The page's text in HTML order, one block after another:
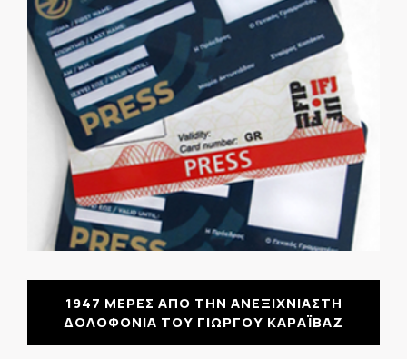
1947 ΜΕΡΕΣ ΑΠΟ ΤΗΝ ΑΝΕΞΙΧΝΙΑΣΤΗ
ΔΟΛΟΦΟΝΙΑ ΤΟΥ ΓΙΩΡΓΟΥ ΚΑΡΑΪΒΑΖ